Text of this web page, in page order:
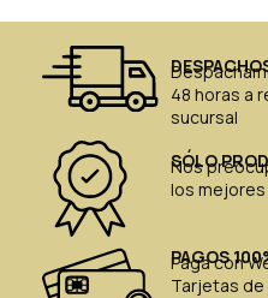
48 horas a
sucursal
SÓLO
Nos
los
PAGOS
Paga con
Tarjetas